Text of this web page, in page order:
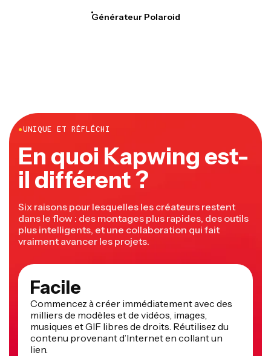
Générateur Polaroid
●UNIQUE ET RÉFLÉCHI
En quoi Kapwing est-
il différent ?
Six raisons pour lesquelles les créateurs restent
dans le flow : des montages plus rapides, des outils
plus intelligents, et une collaboration qui fait
vraiment avancer les projets.
Facile
Commencez à créer immédiatement avec des
milliers de modèles et de vidéos, images,
musiques et GIF libres de droits. Réutilisez du
contenu provenant d’Internet en collant un
lien.